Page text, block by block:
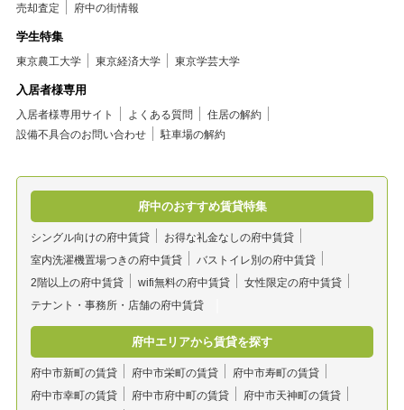
売却査定
府中の街情報
学生特集
東京農工大学 東京経済大学 東京学芸大学
入居者様専用
入居者様専用サイト よくある質問
住居の解約
設備不具合のお問い合わせ
駐車場の解約
府中のおすすめ賃貸特集
シングル向けの府中賃貸
お得な礼金なしの府中賃貸
室内洗濯機置場つきの府中賃貸
バストイレ別の府中賃貸
2階以上の府中賃貸
wifi無料の府中賃貸
女性限定の府中賃貸
テナント・事務所・店舗の府中賃貸
府中エリアから賃貸を探す
府中市新町の賃貸 府中市栄町の賃貸
府中市寿町の賃貸
府中市幸町の賃貸
府中市府中町の賃貸
府中市天神町の賃貸